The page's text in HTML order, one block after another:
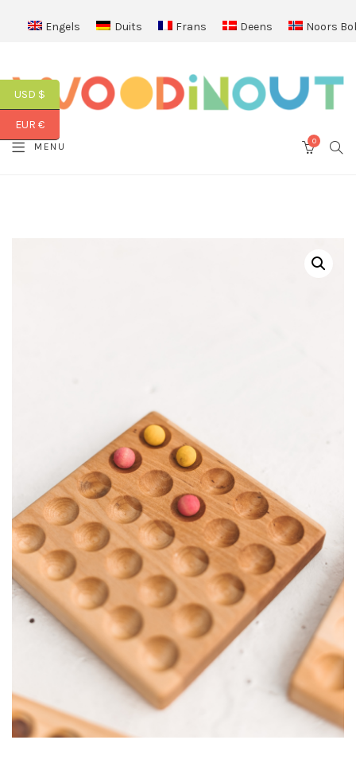
Engels Duits Frans Deens Noors
MENU 0
USD $
EUR €